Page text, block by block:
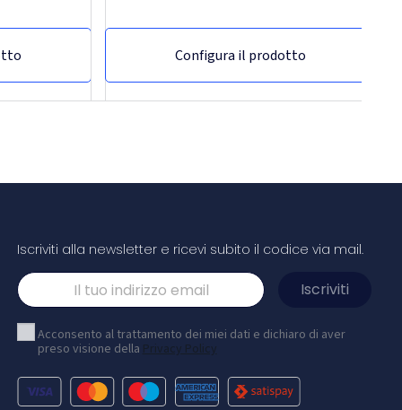
Configura il prodotto
g/m2 con
cm
(25 ×
(bianco 90
è una
con spazio
Shopper in carta da 150g/m2 realizzato
31...
Shopper in carta XXL da 150 g/m² (31 x 12 x 41 cm)
manici di carta intrecciati. La parte anteriore e
posteriore personalizzabili offrono un ampio
spazio per stampare un logo o qualsiasi altro
Iscriviti alla newsletter e ricevi subito il codice via mail.
Acconsento al trattamento dei miei dati e dichiaro di aver
preso visione della Privacy Policy